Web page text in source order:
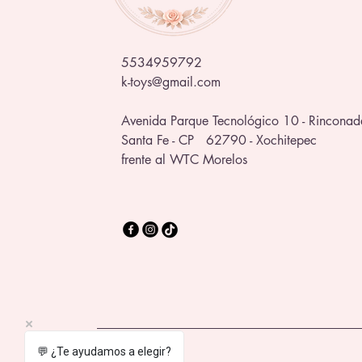
5534959792
k-toys@gmail.com
Avenida Parque Tecnológico 10 -
Santa Fe - CP 62790 - Xochitepec
frente al WTC Morelos
💬 ¿Te ayudamos a elegir?